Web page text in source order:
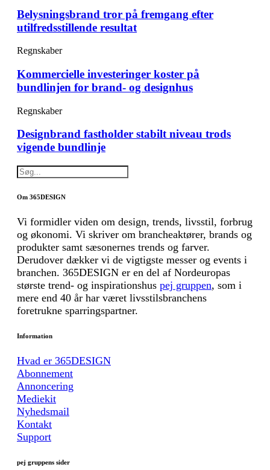
Belysningsbrand tror på fremgang efter
utilfredsstillende resultat
Regnskaber
Kommercielle investeringer koster på
bundlinjen for brand- og designhus
Regnskaber
Designbrand fastholder stabilt niveau trods
vigende bundlinje
Om 365DESIGN
Vi formidler viden om design, trends, livsstil, forbrug
og økonomi. Vi skriver om brancheaktører, brands og
produkter samt sæsonernes trends og farver.
Derudover dækker vi de vigtigste messer og events i
branchen. 365DESIGN er en del af Nordeuropas
største trend- og inspirationshus pej gruppen, som i
mere end 40 år har været livsstilsbranchens
foretrukne sparringspartner.
Information
Hvad er 365DESIGN
Abonnement
Annoncering
Mediekit
Nyhedsmail
Kontakt
Support
pej gruppens sider